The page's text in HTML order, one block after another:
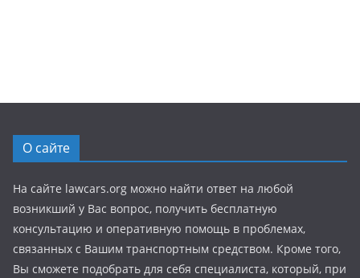
О сайте
На сайте lawcars.org можно найти ответ на любой
возникший у Вас вопрос, получить бесплатную
консультацию и оперативную помощь в проблемах,
связанных с Вашим транспортным средством. Кроме того,
Вы сможете подобрать для себя специалиста, который, при